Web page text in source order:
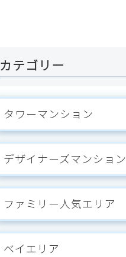
カテゴリー
タワーマンション
デザイナーズマンション
ファミリー人気エリア
ベイエリア